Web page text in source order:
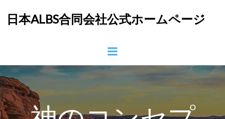
ン
ツ
へ
プ
日本ALBS合同会社公式ホームページ